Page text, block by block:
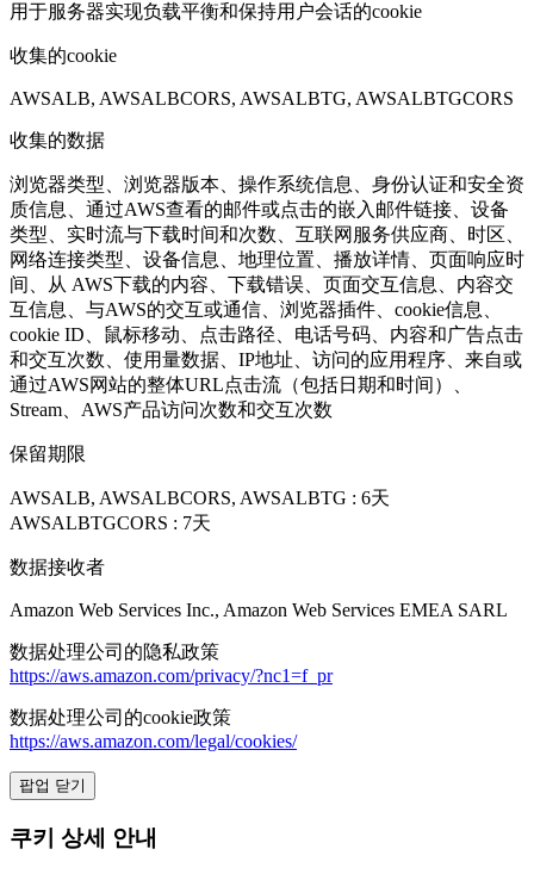
用于服务器实现负载平衡和保持用户会话的cookie
收集的cookie
AWSALB, AWSALBCORS, AWSALBTG, AWSALBTGCORS
收集的数据
浏览器类型、浏览器版本、操作系统信息、身份认证和安全资
质信息、通过AWS查看的邮件或点击的嵌入邮件链接、设备
类型、实时流与下载时间和次数、互联网服务供应商、时区、
网络连接类型、设备信息、地理位置、播放详情、页面响应时
间、从 AWS下载的内容、下载错误、页面交互信息、内容交
互信息、与AWS的交互或通信、浏览器插件、cookie信息、
cookie ID、鼠标移动、点击路径、电话号码、内容和广告点击
和交互次数、使用量数据、IP地址、访问的应用程序、来自或
通过AWS网站的整体URL点击流（包括日期和时间）、
Stream、AWS产品访问次数和交互次数
保留期限
AWSALB, AWSALBCORS, AWSALBTG : 6天
AWSALBTGCORS : 7天
数据接收者
Amazon Web Services Inc., Amazon Web Services EMEA SARL
数据处理公司的隐私政策
https://aws.amazon.com/privacy/?nc1=f_pr
数据处理公司的cookie政策
https://aws.amazon.com/legal/cookies/
팝업 닫기
쿠키 상세 안내